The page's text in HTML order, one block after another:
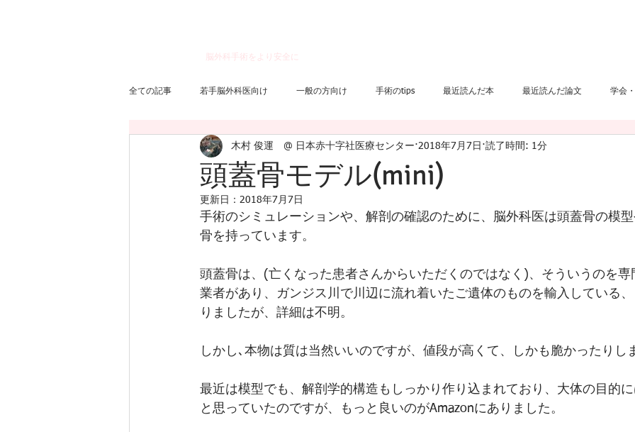
​脳外科手術をより安全に
全ての記事 若手脳外科医向け 一般の方向け 手術のtips 最近読んだ本 最近読んだ論文 学会
三叉神経痛 くも膜下出血 健康関連 脳外科手術 髄膜腫
頭蓋骨モデル(mini)
木村 俊運 @ 日本赤十字社医療センター 2018年7月7日 読了時間: 1分
更新日： 2018年7月7日
手術のシミュレーションや、解剖の確認のために、脳外科医は頭蓋骨の模
骨を持っています。
頭蓋骨は、(亡くなった患者さんからいただくのではなく)、そういうのを専
業者があり、ガンジス川で川辺に流れ着いたご遺体のものを輸入している
りましたが、詳細は不明。
しかし､本物は質は当然いいのですが、値段が高くて、しかも脆かったりし
最近は模型でも、解剖学的構造もしっかり作り込まれており、大体の目的
と思っていたのですが、もっと良いのがAmazonにありました。